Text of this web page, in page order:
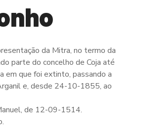
da Mitra, no termo da
parte do concelho de Coja até
que foi extinto, passando a
e, desde 24-10-1855, ao
de 12-09-1514.